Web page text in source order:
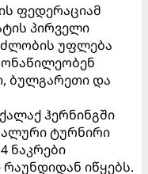
ფედერაციამ
პირველი
უფლება
ბულგარეთი და
ჰერნინგში
ტურნირი
ნაკრები
იწყებს.